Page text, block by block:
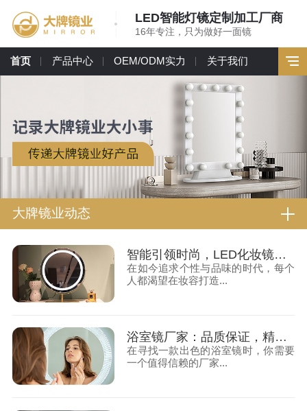
LED智能灯镜定制加工厂商
16年专注，只为做好一面镜
首页 产品中心 OEM/ODM实力 关于我们
大牌镜业动态
智能引领时尚，LED化妆镜助力你的美妆时刻
在如今追求个性与品味的时代，每个
人都渴望在妆容打造...
浴室镜厂家：品质保证，精打细造的浴室镜
在寻找一款出色的浴室镜时，你需要
一个值得信赖的厂家...